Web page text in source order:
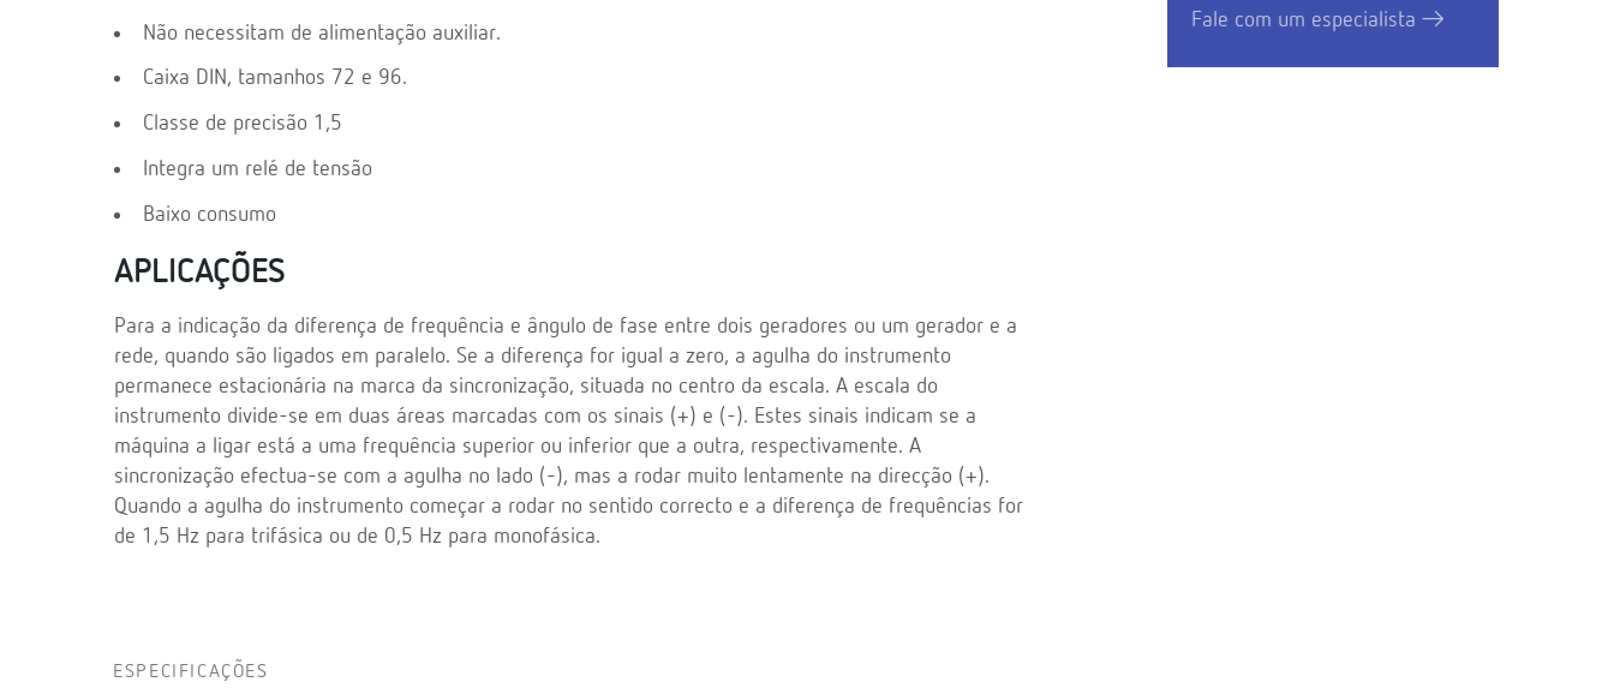
Não necessitam de alimentação auxiliar.
Caixa DIN, tamanhos 72 e 96.
Classe de precisão 1,5
Integra um relé de tensão
Baixo consumo
APLICAÇÕES
Para a indicação da diferença de frequência e ângulo de fase entre dois geradores ou um gerador e a
rede, quando são ligados em paralelo. Se a diferença for igual a zero, a agulha do instrumento
permanece estacionária na marca da sincronização, situada no centro da escala. A escala do
instrumento divide-se em duas áreas marcadas com os sinais (+) e (-). Estes sinais indicam se a
máquina a ligar está a uma frequência superior ou inferior que a outra, respectivamente. A
sincronização efectua-se com a agulha no lado (-), mas a rodar muito lentamente na direcção (+).
Quando a agulha do instrumento começar a rodar no sentido correcto e a diferença de frequências for
de 1,5 Hz para trifásica ou de 0,5 Hz para monofásica.
Fale com um especialista
ESPECIFICAÇÕES